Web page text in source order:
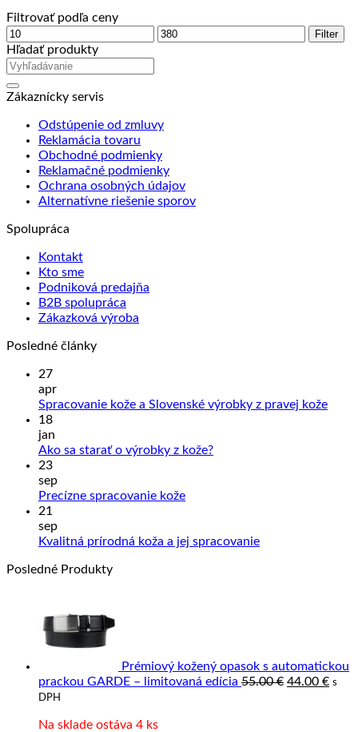
Filtrovať podľa ceny
Minimálna
cena
Maximálna
Filter
Hľadať produkty
Zákaznícky servis
Odstúpenie od zmluvy
Reklamácia tovaru
Obchodné podmienky
Reklamačné podmienky
Ochrana osobných údajov
Alternatívne riešenie sporov
Spolupráca
Kontakt
Kto sme
Podniková predajňa
B2B spolupráca
Zákazková výroba
Posledné články
27
apr
Spracovanie kože a Slovenské výrobky z pravej kože
18
jan
Ako sa starať o výrobky z kože?Žiadne
o
23
sep
Precízne spracovanie kožeŽiadne
Precízne
21
sep
Kvalitná prírodná koža a jej spracovanieŽiadne
spracovanie
Posledné Produkty
Prémiový kožený opasok s automatickou
prackou GARDE – limitovaná edícia 55.00€ Pôvodná
44.00 € s
DPH
Na sklade ostáva 4 ks